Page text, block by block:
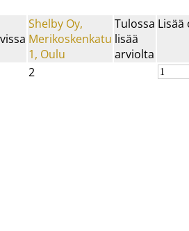
Shelby Oy,
Merikoskenkatu
1, Oulu
Tulossa
lisää
arviolta
2